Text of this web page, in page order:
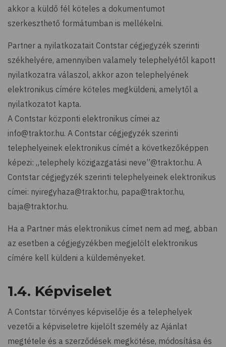
akkor a küldő fél köteles a dokumentumot
szerkeszthető formátumban is mellékelni.
Partner a nyilatkozatait Contstar cégjegyzék szerinti
székhelyére, amennyiben valamely telephelyétől kapott
nyilatkozatra válaszol, akkor azon telephelyének
elektronikus címére köteles megküldeni, amelytől a
nyilatkozatot kapta.
A Contstar központi elektronikus címei az
info@traktor.hu. A Contstar cégjegyzék szerinti
telephelyeinek elektronikus címét a következőképpen
képezi: „telephely közigazgatási neve”@traktor.hu. A
Contstar cégjegyzék szerinti telephelyeinek elektronikus
címei: nyiregyhaza@traktor.hu, papa@traktor.hu,
baja@traktor.hu.
Ha a Partner más elektronikus címet nem ad meg, abban
az esetben a cégjegyzékben megjelölt elektronikus
címére kell küldeni a küldeményeket.
1.4. Képviselet
A Contstar törvényes képviselője és a telephelyek
vezetői a képviseletre kijelölt személy az Ajánlat
megtétele és a szerződések megkötése, módosítása és